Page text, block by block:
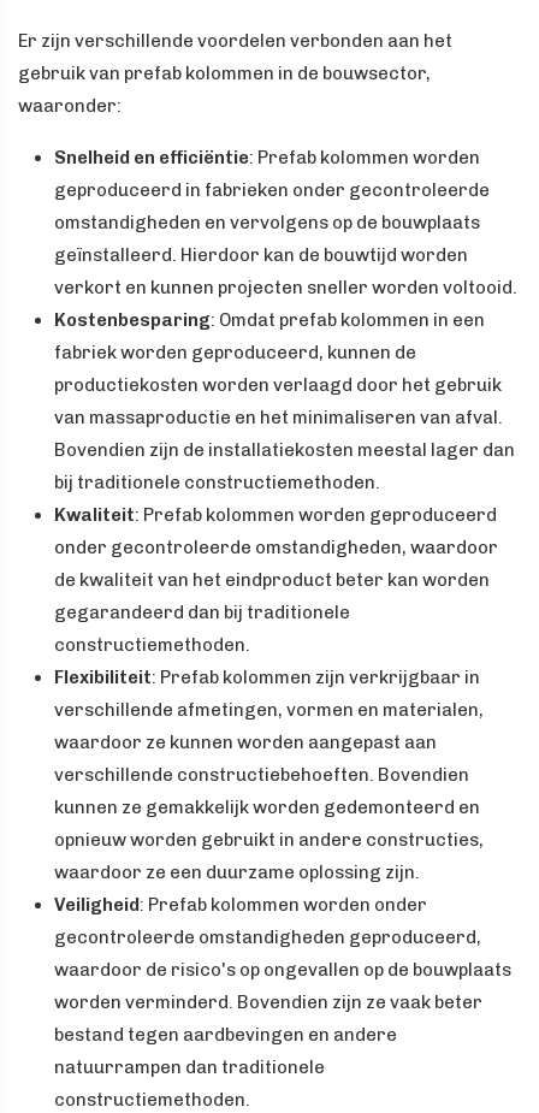
Er zijn verschillende voordelen verbonden aan het
gebruik van prefab kolommen in de bouwsector,
waaronder:
Snelheid en efficiëntie: Prefab kolommen worden
geproduceerd in fabrieken onder gecontroleerde
omstandigheden en vervolgens op de bouwplaats
geïnstalleerd. Hierdoor kan de bouwtijd worden
verkort en kunnen projecten sneller worden voltooid.
Kostenbesparing: Omdat prefab kolommen in een
fabriek worden geproduceerd, kunnen de
productiekosten worden verlaagd door het gebruik
van massaproductie en het minimaliseren van afval.
Bovendien zijn de installatiekosten meestal lager dan
bij traditionele constructiemethoden.
Kwaliteit: Prefab kolommen worden geproduceerd
onder gecontroleerde omstandigheden, waardoor
de kwaliteit van het eindproduct beter kan worden
gegarandeerd dan bij traditionele
constructiemethoden.
Flexibiliteit: Prefab kolommen zijn verkrijgbaar in
verschillende afmetingen, vormen en materialen,
waardoor ze kunnen worden aangepast aan
verschillende constructiebehoeften. Bovendien
kunnen ze gemakkelijk worden gedemonteerd en
opnieuw worden gebruikt in andere constructies,
waardoor ze een duurzame oplossing zijn.
Veiligheid: Prefab kolommen worden onder
gecontroleerde omstandigheden geproduceerd,
waardoor de risico's op ongevallen op de bouwplaats
worden verminderd. Bovendien zijn ze vaak beter
bestand tegen aardbevingen en andere
natuurrampen dan traditionele
constructiemethoden.